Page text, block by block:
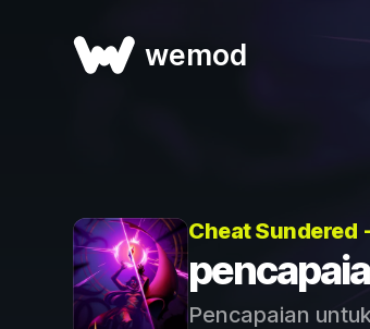
wemod
Cheat Sundered
Pencapaian